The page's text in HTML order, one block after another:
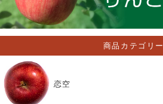
商品カテゴリー
恋空